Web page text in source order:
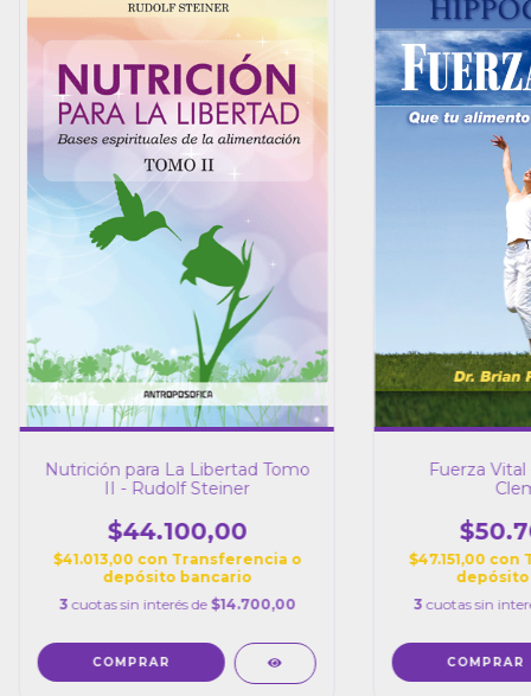
Nutrición para La Libertad Tomo
II - Rudolf Steiner
$44.100,00
$41.013,00 con Transferencia o
depósito bancario
3 cuotas sin interés de $14.700,00
Fuerza Vital
$47.151,00 con
3 cuotas sin